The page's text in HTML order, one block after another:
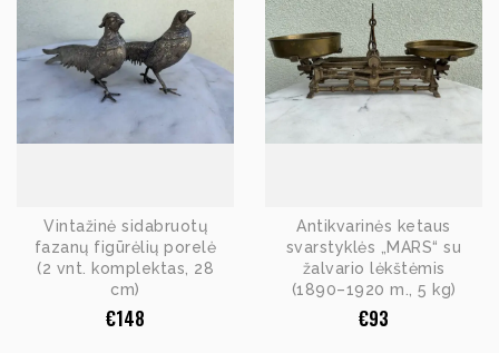
Vintažinė sidabruotų
fazanų figūrėlių porelė
(2 vnt. komplektas, 28
cm)
€148
Antikvarinės ketaus
svarstyklės „MARS“ su
žalvario lėkštėmis
(1890–1920 m., 5 kg)
€93